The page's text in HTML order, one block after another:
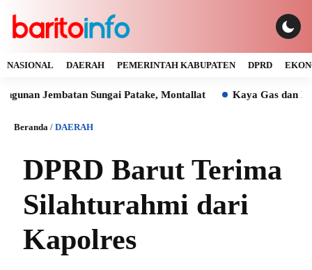
NASIONAL DAERAH PEMERINTAH KABUPATEN DPRD
Sungai Patake, Montallat Kaya Gas dan Batu
Beranda / DAERAH
DPRD Barut Terima
Silahturahmi dari
Kapolres